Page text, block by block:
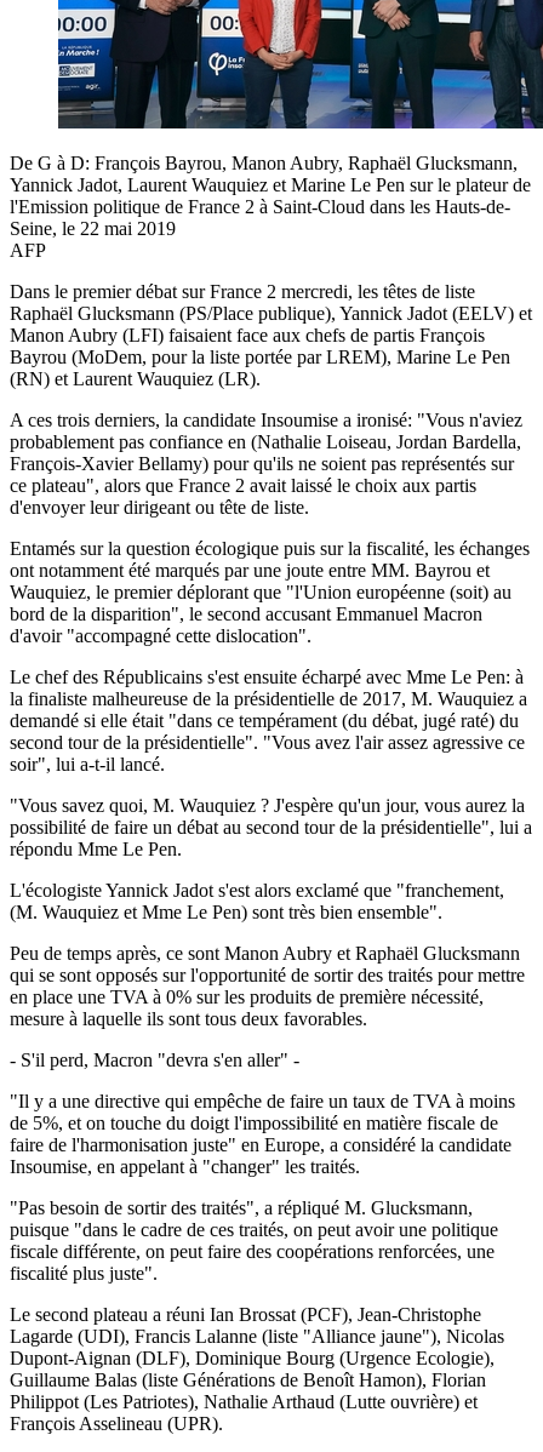
De G à D: François Bayrou, Manon Aubry, Raphaël Glucksmann,
Yannick Jadot, Laurent Wauquiez et Marine Le Pen sur le plateur de
l'Emission politique de France 2 à Saint-Cloud dans les Hauts-de-
Seine, le 22 mai 2019
AFP
Dans le premier débat sur France 2 mercredi, les têtes de liste
Raphaël Glucksmann (PS/Place publique), Yannick Jadot (EELV) et
Manon Aubry (LFI) faisaient face aux chefs de partis François
Bayrou (MoDem, pour la liste portée par LREM), Marine Le Pen
(RN) et Laurent Wauquiez (LR).
A ces trois derniers, la candidate Insoumise a ironisé: "Vous n'aviez
probablement pas confiance en (Nathalie Loiseau, Jordan Bardella,
François-Xavier Bellamy) pour qu'ils ne soient pas représentés sur
ce plateau", alors que France 2 avait laissé le choix aux partis
d'envoyer leur dirigeant ou tête de liste.
Entamés sur la question écologique puis sur la fiscalité, les échanges
ont notamment été marqués par une joute entre MM. Bayrou et
Wauquiez, le premier déplorant que "l'Union européenne (soit) au
bord de la disparition", le second accusant Emmanuel Macron
d'avoir "accompagné cette dislocation".
Le chef des Républicains s'est ensuite écharpé avec Mme Le Pen: à
la finaliste malheureuse de la présidentielle de 2017, M. Wauquiez a
demandé si elle était "dans ce tempérament (du débat, jugé raté) du
second tour de la présidentielle". "Vous avez l'air assez agressive ce
soir", lui a-t-il lancé.
"Vous savez quoi, M. Wauquiez ? J'espère qu'un jour, vous aurez la
possibilité de faire un débat au second tour de la présidentielle", lui a
répondu Mme Le Pen.
L'écologiste Yannick Jadot s'est alors exclamé que "franchement,
(M. Wauquiez et Mme Le Pen) sont très bien ensemble".
Peu de temps après, ce sont Manon Aubry et Raphaël Glucksmann
qui se sont opposés sur l'opportunité de sortir des traités pour mettre
en place une TVA à 0% sur les produits de première nécessité,
mesure à laquelle ils sont tous deux favorables.
- S'il perd, Macron "devra s'en aller" -
"Il y a une directive qui empêche de faire un taux de TVA à moins
de 5%, et on touche du doigt l'impossibilité en matière fiscale de
faire de l'harmonisation juste" en Europe, a considéré la candidate
Insoumise, en appelant à "changer" les traités.
"Pas besoin de sortir des traités", a répliqué M. Glucksmann,
puisque "dans le cadre de ces traités, on peut avoir une politique
fiscale différente, on peut faire des coopérations renforcées, une
fiscalité plus juste".
Le second plateau a réuni Ian Brossat (PCF), Jean-Christophe
Lagarde (UDI), Francis Lalanne (liste "Alliance jaune"), Nicolas
Dupont-Aignan (DLF), Dominique Bourg (Urgence Ecologie),
Guillaume Balas (liste Générations de Benoît Hamon), Florian
Philippot (Les Patriotes), Nathalie Arthaud (Lutte ouvrière) et
François Asselineau (UPR).